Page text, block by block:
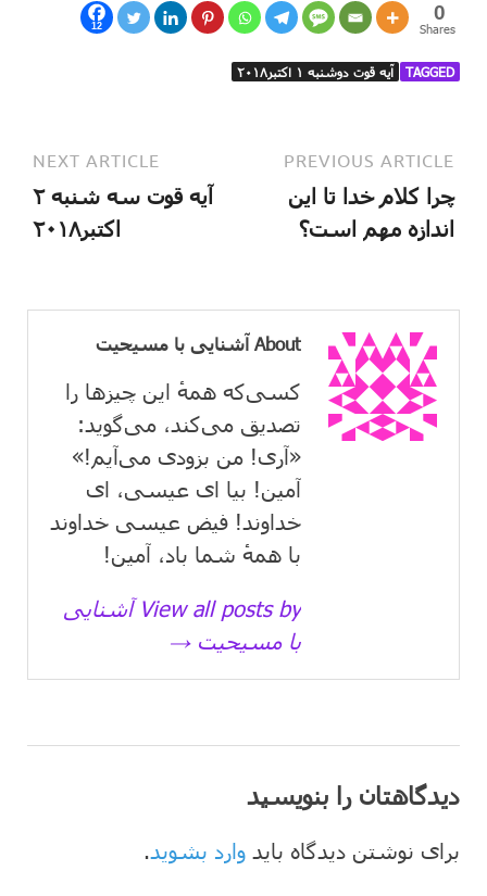
12
0
Shares
TAGGED آیه قوت دوشنبه ۱ اکتبر۲۰۱۸
PREVIOUS ARTICLE
چرا کلام خدا تا این
اندازه مهم است؟
NEXT ARTICLE
آیه قوت سه شنبه ۲
اکتبر۲۰۱۸
About آشنایی با مسیحیت
کسی‌که همهٔ این چیزها را
تصدیق می‌كند، می‌گوید:
«آری! من بزودی می‌آیم!»
آمین! بیا ای عیسی، ای
خداوند! فیض عیسی خداوند
با همهٔ شما باد، آمین!
View all posts by آشنایی
با مسیحیت →
دیدگاهتان را بنویسید
برای نوشتن دیدگاه باید وارد بشوید.